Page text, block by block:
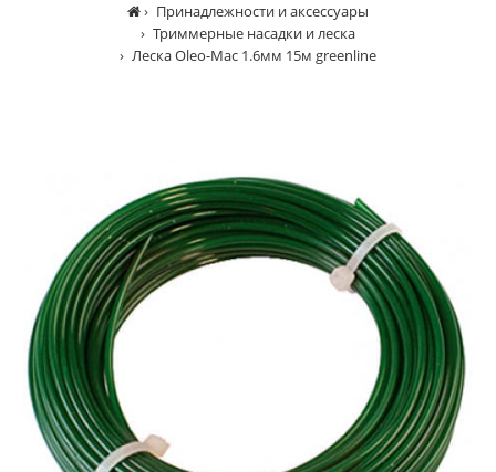
Принадлежности и аксессуары
Триммерные насадки и леска
Леска Oleo-Mac 1.6мм 15м greenline